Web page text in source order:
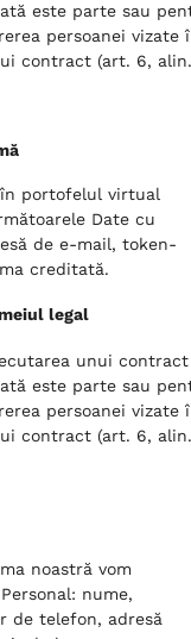
este parte sau
persoanei vizate
contract (art. 6,
portofelul virtual
Date cu
de e-mail, token-
creditată.
legal
unui
este parte sau
persoanei vizate
contract (art. 6,
noastră vom
nume,
de telefon, adresă